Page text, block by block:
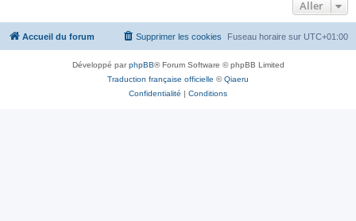
e
Aller
Accueil du forum Fuseau horaire sur UTC+01:00
Supprimer les cookies
Développé parphpBB® Forum Software © phpBB Limited
Traduction française officielle ©Qiaeru
Confidentialité | Conditions